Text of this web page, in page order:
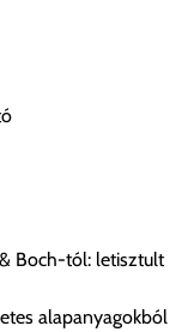
program. Kérjük, a
megfelelő szállítási
a program
úgy válassza
a vásárolt
költségét.
Boch-tól: letisztult
alapanyagokból